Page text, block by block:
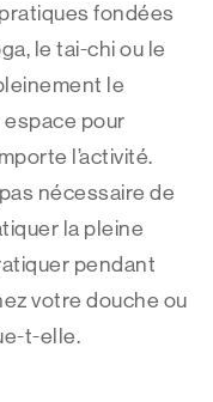
fondées
le tai-chi ou le
le
pour
l’activité.
nécessaire de
la pleine
pendant
votre douche ou
t-elle.